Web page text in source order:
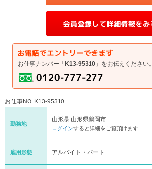
お仕事ナンバー「 K13-95310 」をお伝えください。
お仕事NO. K13-95310
勤務地
山形県 山形県鶴岡市
ログインすると詳細をご覧頂けます
雇用形態 アルバイト・パート